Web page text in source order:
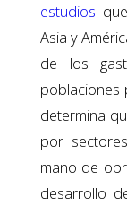
estudios
Asia y
de los
poblaciones
determina
por
mano de
desarrollo